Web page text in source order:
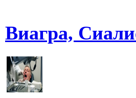
Виагра,